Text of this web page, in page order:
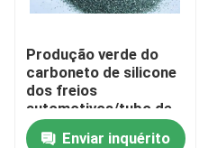
Produção verde do
carboneto de silicone
dos freios
automotivos/tubo de
aço de vidro F80
Enviar inquérito